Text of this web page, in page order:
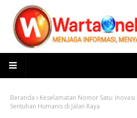
Beranda
Keselamatan Nomor Satu:
Sentuhan Humanis di Jalan Raya